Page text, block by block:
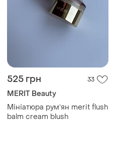
525 грн 33
MERIT Beauty
Мініатюра румʼян merit flush
balm cream blush